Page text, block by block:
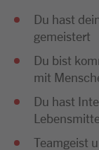
Du hast
gemeistert
Du bist
mit
Du hast
Teamgeist